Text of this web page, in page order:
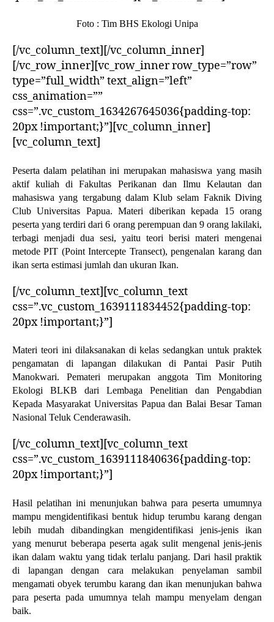
Foto : Tim BHS Ekologi Unipa
[/vc_column_text][/vc_column_inner]
[/vc_row_inner][vc_row_inner row_type=”row”
type=”full_width” text_align=”left”
css_animation=””
css=”.vc_custom_1634267645036{padding-top:
20px !important;}”][vc_column_inner]
[vc_column_text]
Peserta dalam pelatihan ini merupakan mahasiswa yang masih
aktif kuliah di Fakultas Perikanan dan Ilmu Kelautan dan
mahasiswa yang tergabung dalam Klub selam Faknik Diving
Club Universitas Papua. Materi diberikan kepada 15 orang
peserta yang terdiri dari 6 orang perempuan dan 9 orang lakilaki,
terbagi menjadi dua sesi, yaitu teori berisi materi mengenai
metode PIT (Point Intercepte Transect), pengenalan karang dan
ikan serta estimasi jumlah dan ukuran Ikan.
[/vc_column_text][vc_column_text
css=”.vc_custom_1639111834452{padding-top:
20px !important;}”]
Materi teori ini dilaksanakan di kelas sedangkan untuk praktek
pengamatan di lapangan dilakukan di Pantai Pasir Putih
Manokwari. Pemateri merupakan anggota Tim Monitoring
Ekologi BLKB dari Lembaga Penelitian dan Pengabdian
Kepada Masyarakat Universitas Papua dan Balai Besar Taman
Nasional Teluk Cenderawasih.
[/vc_column_text][vc_column_text
css=”.vc_custom_1639111840636{padding-top:
20px !important;}”]
Hasil pelatihan ini menunjukan bahwa para peserta umumnya
mampu mengidentifikasi bentuk hidup terumbu karang dengan
lebih mudah dibandingkan mengidentifikasi jenis-jenis ikan
yang menurut beberapa peserta agak sulit mengenal jenis-jenis
ikan dalam waktu yang tidak terlalu panjang. Dari hasil praktik
di lapangan dengan cara melakukan penyelaman sambil
mengamati obyek terumbu karang dan ikan menunjukan bahwa
para peserta pada umumnya telah mampu menyelam dengan
baik.